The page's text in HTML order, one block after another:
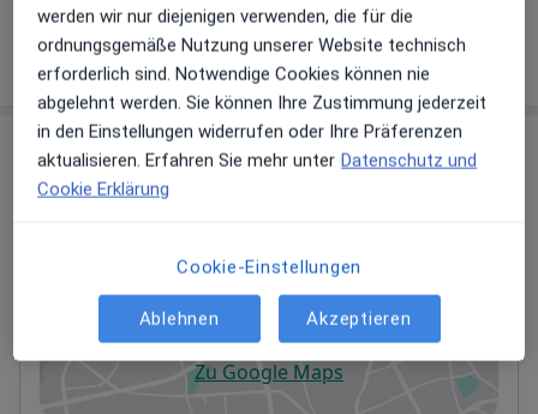
Wie funktioniert die Preisbildung?
Praxis
Praxis Dr.med. Ute Maria Buttgereit
Osterstr. 46/48, Eimsbüttel, 20259
Privatpraxis
Zu Google Mapsöffnet in einer neuen
werden wir nur diejenigen verwenden, die für die
ordnungsgemäße Nutzung unserer Website technisch
erforderlich sind. Notwendige Cookies können nie
abgelehnt werden. Sie können Ihre Zustimmung jederzeit
in den Einstellungen widerrufen oder Ihre Präferenzen
aktualisieren. Erfahren Sie mehr unter Datenschutz und
Cookie Erklärung
Cookie-Einstellungen
Ablehnen Akzeptieren